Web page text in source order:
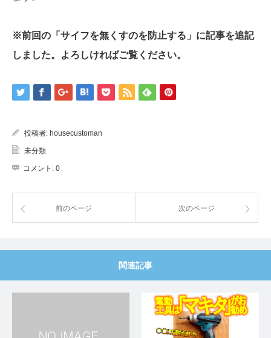
※前回の「サイフを無くすのを防止する」に記事を追記
しました。よろしければご覧ください。
投稿者: housecustoman
未分類
コメント: 0
前のページ 次のページ
関連記事